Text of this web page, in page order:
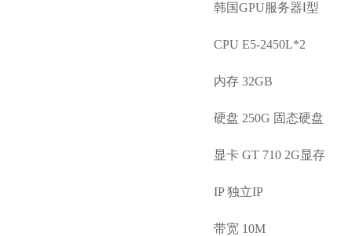
韩国GPU服务器Ⅰ型
CPU E5-2450L*2
内存 32GB
硬盘 250G 固态硬盘
显卡 GT 710 2G显存
IP 独立IP
带宽 10M